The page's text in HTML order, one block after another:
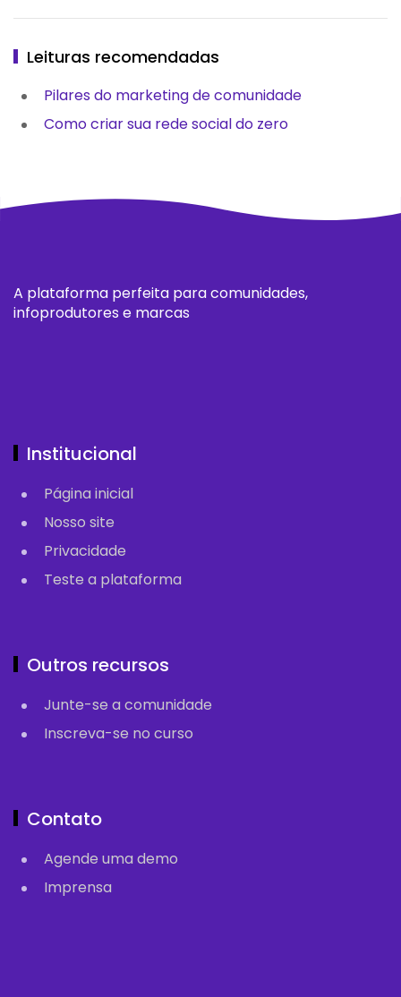
Leituras recomendadas
Pilares do marketing de comunidade
Como criar sua rede social do zero
A plataforma perfeita para comunidades,
infoprodutores e marcas
Institucional
Página inicial
Nosso site
Privacidade
Teste a plataforma
Outros recursos
Junte-se a comunidade
Inscreva-se no curso
Contato
Agende uma demo
Imprensa